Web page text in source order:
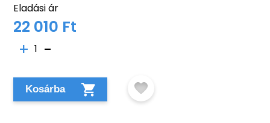
Eladási ár
22 010 Ft
1
Kosárba